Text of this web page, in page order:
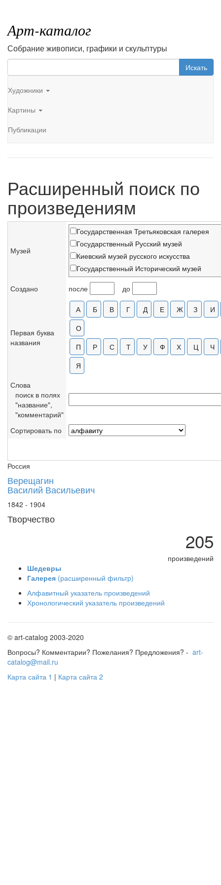
Арт-каталог
Собрание живописи, графики и скульптуры
Искать
Художники
Картины
Публикации
Расширенный поиск по
произведениям
Музей
Государственная Третьяковская галерея
Государственный Русский музей
Киевский музей русского искусства
Государственный Исторический музей
Николаевский художественный музей,
Музей изобразительных искусств
Центральный музей музыкальной
Частное собрание
Бердянский художественный музей,
Вятский художественный музей, Киров
Горловский художественный музей
Иркутский областной художественный музей
Костромской художественный музей-
Львовская галерея искусств, Украина
Национальная галерея Армении
Рыбинский музей-заповедник
Ярославский художественный музей
Создано после до
Первая буква
названия
Слова
поиск в полях
"название",
"комментарий"
Сортировать по
Россия
Верещагин
Василий Васильевич
1842 - 1904
Творчество
205
произведений
Шедевры
Галерея (расширенный фильтр)
Алфавитный указатель произведений
Хронологический указатель произведений
© art-catalog 2003-2020
Вопросы? Комментарии? Пожелания? Предложения? - art-
catalog@mail.ru
Карта сайта 1 | Карта сайта 2